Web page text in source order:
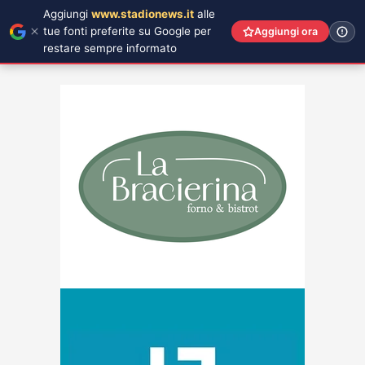
Aggiungi www.stadionews.it alle
tue fonti preferite su Google per
restare sempre informato
Aggiungi ora